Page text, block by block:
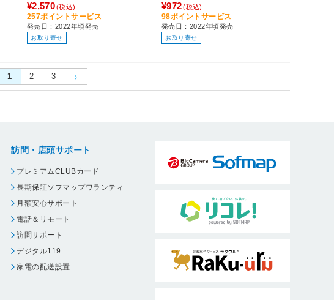
¥2,570(税込)
257ポイントサービス
発売日：2022年頃発売
お取り寄せ
¥972 (税込)
98ポイントサービス
発売日：2022年頃発売
お取り寄せ
1 2 3
訪問・店頭サポート
プレミアムCLUBカード
長期保証ソフマップワランティ
月額安心サポート
電話＆リモート
訪問サポート
デジタル119
家電の配送設置